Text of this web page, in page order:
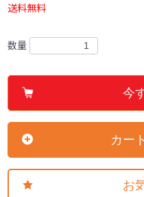
送料無料
数量
今
カー
お